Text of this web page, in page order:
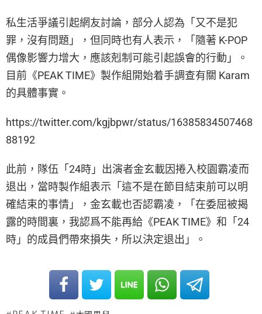
私生活爭議引起網友討論，部分人認為「又不是犯
罪，沒有問題」，但同時也有人表示，「隨著 K-POP
偶像影響力增大，應該剋制可能引起誤會的行動」。
目前《PEAK TIME》製作組開始着手調查有關 Karam
的具體事實。
https://twitter.com/kgjbpwr/status/16385834507468
88192
此前，隊伍「24時」出演者金玄載因捲入校園霸凌而
退出，當時製作組表示「這不是在節目結束前可以明
確結束的事情」，金玄載也否認霸凌，「在委屈被揭
露的時間裏，我認爲不能再給《PEAK TIME》和「24
時」的成員們帶來損失，所以決定退出」。